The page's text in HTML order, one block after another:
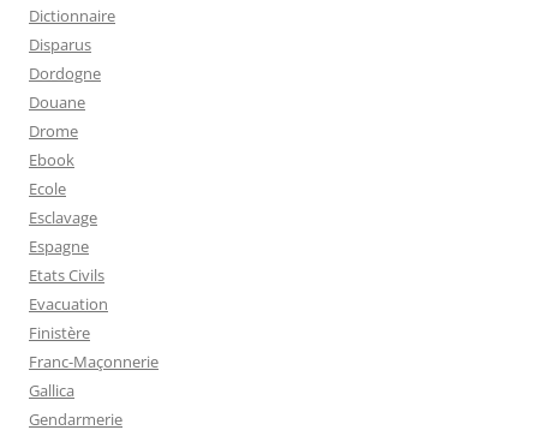
Dictionnaire
Disparus
Dordogne
Douane
Drome
Ebook
Ecole
Esclavage
Espagne
Etats Civils
Evacuation
Finistère
Franc-Maçonnerie
Gallica
Gendarmerie